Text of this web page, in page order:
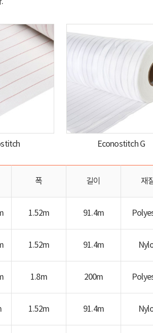
Econostitch G
폭 길이 재
1.52m 91.4m
1.52m 91.4m
1.8m 200m
1.52m 91.4m